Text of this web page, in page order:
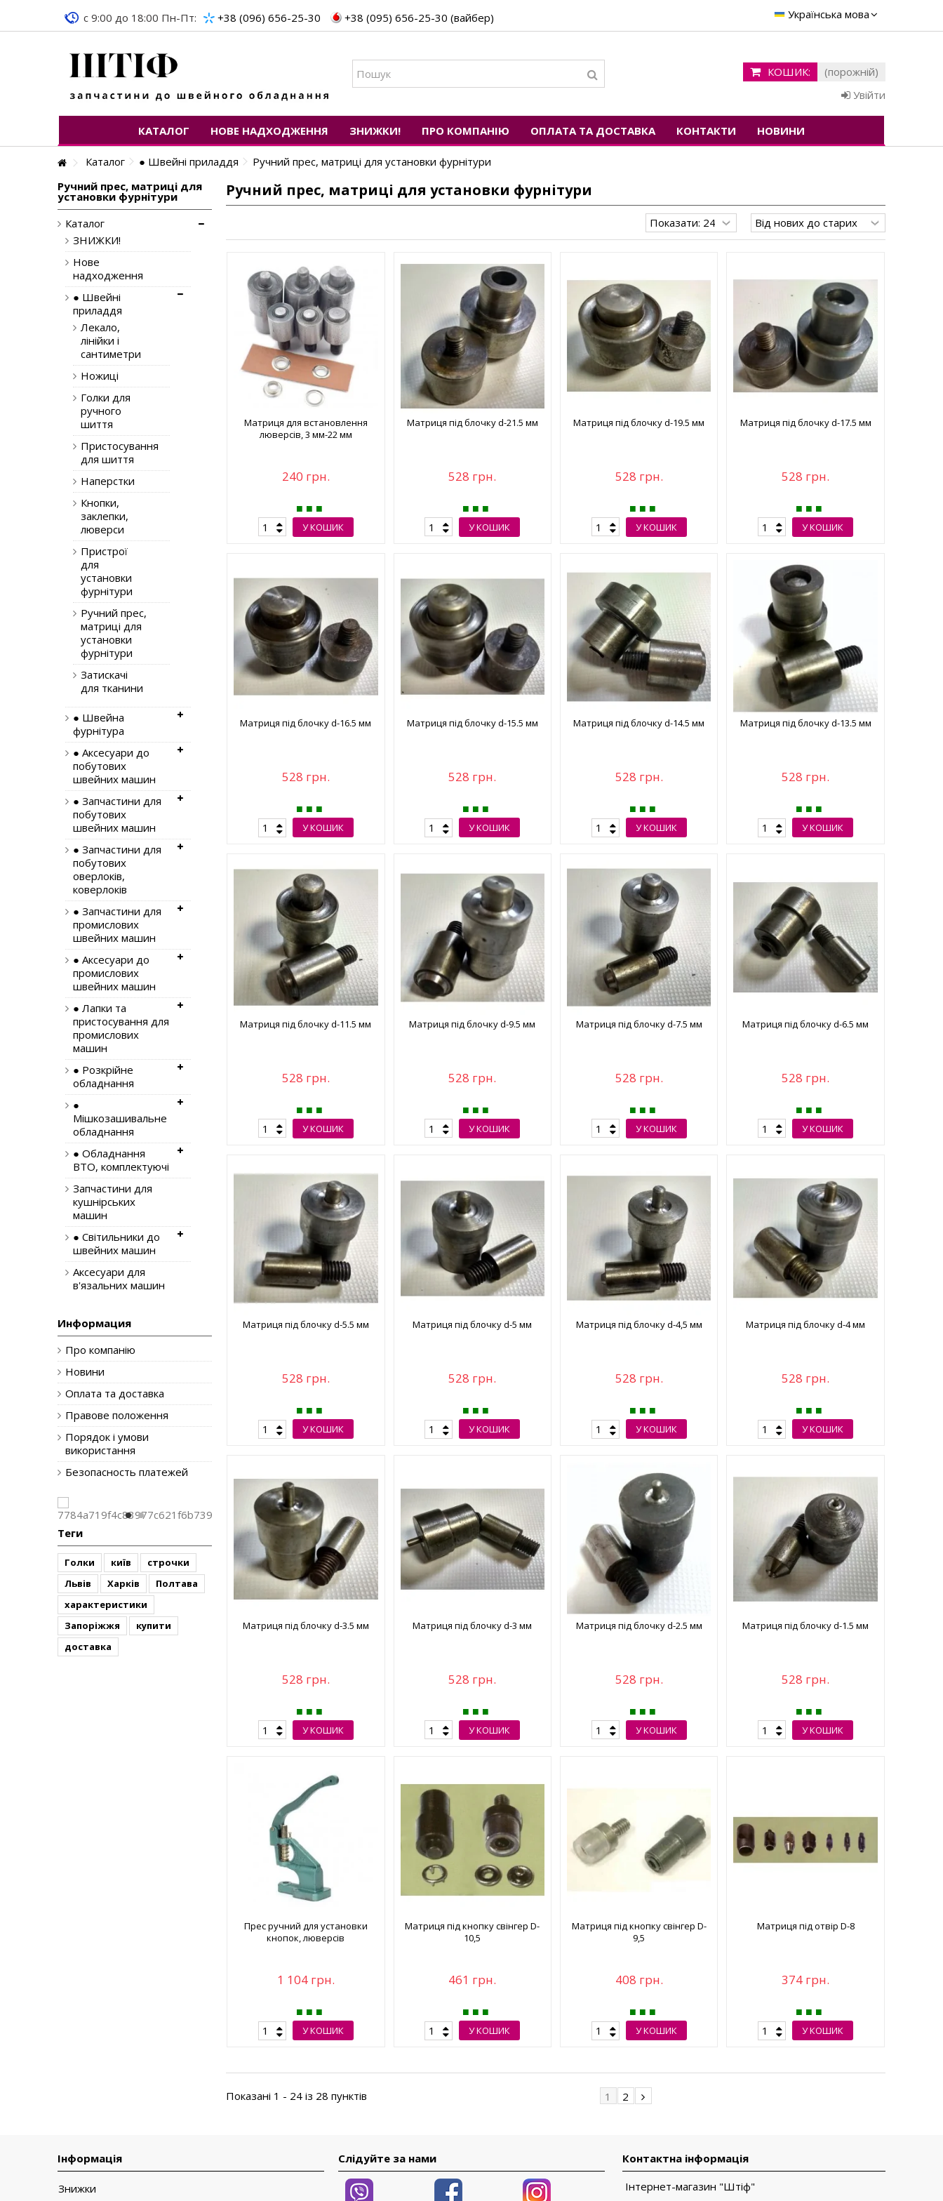
Українська мова
c 9:00 до 18:00 Пн-Пт: +38 (096) 656-25-30 +38 (095) 656-25-30 (вайбер)
КОШИК:
(порожній)
Увійти
КАТАЛОГ НОВЕ НАДХОДЖЕННЯ ЗНИЖКИ! ПРО КОМПАНІЮ ОПЛАТА ТА ДОСТАВКА КОНТАКТИ НОВИНИ
Каталог ● Швейні приладдя Ручний прес, матриці для установки фурнітури
Ручний прес, матриці для установки фурнітури
Матриця для встановлення
люверсів, 3 мм-22 мм
240 грн.
У КОШИК
Матриця під блочку d-21.5 мм
528 грн.
У КОШИК
Матриця під блочку d-19.5 мм
528 грн.
У КОШИК
Матриця під блочку d-17.5 мм
528 грн.
У КОШИК
Матриця під блочку d-16.5 мм
528 грн.
У КОШИК
Матриця під блочку d-15.5 мм
528 грн.
У КОШИК
Матриця під блочку d-14.5 мм
528 грн.
У КОШИК
Матриця під блочку d-13.5 мм
528 грн.
У КОШИК
Матриця під блочку d-11.5 мм
528 грн.
У КОШИК
Матриця під блочку d-9.5 мм
528 грн.
У КОШИК
Матриця під блочку d-7.5 мм
528 грн.
У КОШИК
Матриця під блочку d-6.5 мм
528 грн.
У КОШИК
Матриця під блочку d-5.5 мм
528 грн.
У КОШИК
Матриця під блочку d-5 мм
528 грн.
У КОШИК
Матриця під блочку d-4,5 мм
528 грн.
У КОШИК
Матриця під блочку d-4 мм
528 грн.
У КОШИК
Матриця під блочку d-3.5 мм
528 грн.
У КОШИК
Матриця під блочку d-3 мм
528 грн.
У КОШИК
Матриця під блочку d-2.5 мм
528 грн.
У КОШИК
Матриця під блочку d-1.5 мм
528 грн.
У КОШИК
Прес ручний для установки
кнопок, люверсів
1 104 грн.
У КОШИК
Матриця під кнопку свінгер D-
10,5
461 грн.
У КОШИК
Матриця під кнопку свінгер D-
9,5
408 грн.
У КОШИК
Матриця під отвір D-8
374 грн.
У КОШИК
Показані 1 - 24 із 28 пунктів 1 2
Ручний прес, матриці для
установки фурнітури
Каталог
ЗНИЖКИ!
Нове
надходження
● Швейні
приладдя
Лекало,
лінійки і
сантиметри
Ножиці
Голки для
ручного
шиття
Пристосування
для шиття
Наперстки
Кнопки,
заклепки,
люверси
Пристрої
для
установки
фурнітури
Ручний прес,
матриці для
установки
фурнітури
Затискачі
для тканини
● Швейна
фурнітура
● Аксесуари до
побутових
швейних машин
● Запчастини для
побутових
швейних машин
● Запчастини для
побутових
оверлоків,
коверлоків
● Запчастини для
промислових
швейних машин
● Аксесуари до
промислових
швейних машин
● Лапки та
пристосування для
промислових
машин
● Розкрійне
обладнання
●
Мішкозашивальне
обладнання
● Обладнання
ВТО, комплектуючі
Запчастини для
кушнірських
машин
● Світильники до
швейних машин
Аксесуари для
в'язальних машин
Информация
Про компанію
Новини
Оплата та доставка
Правове положення
Порядок і умови
використання
Безопасность платежей
Теги
Голки київ
строчки
Львів
Харків
Полтава
характеристики
Запоріжжя
купити
доставка
Інформація
Знижки
Слідуйте за нами
Контактна інформація
Інтернет-магазин "Штіф"